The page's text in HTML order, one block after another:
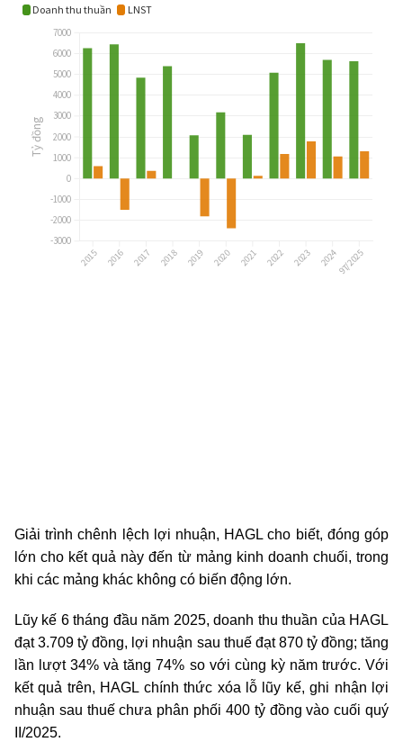
Giải trình chênh lệch lợi nhuận, HAGL cho biết, đóng góp
lớn cho kết quả này đến từ mảng kinh doanh chuối, trong
khi các mảng khác không có biến động lớn.
Lũy kế 6 tháng đầu năm 2025, doanh thu thuần của HAGL
đạt 3.709 tỷ đồng, lợi nhuận sau thuế đạt 870 tỷ đồng; tăng
lần lượt 34% và tăng 74% so với cùng kỳ năm trước. Với
kết quả trên, HAGL chính thức xóa lỗ lũy kế, ghi nhận lợi
nhuận sau thuế chưa phân phối 400 tỷ đồng vào cuối quý
II/2025.